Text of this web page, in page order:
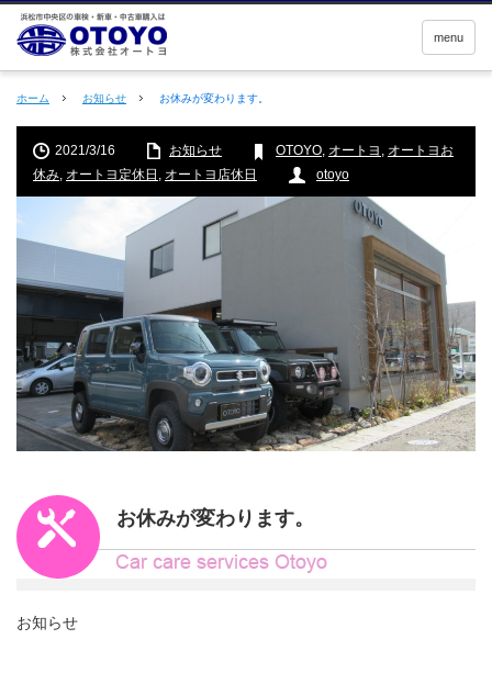
menu
ホーム お知らせ お休みが変わります。
2021/3/16 お知らせ OTOYO, オートヨ , オートヨお
休み, オートヨ定休日 , オートヨ店休日 otoyo
お休みが変わります。
お知らせ